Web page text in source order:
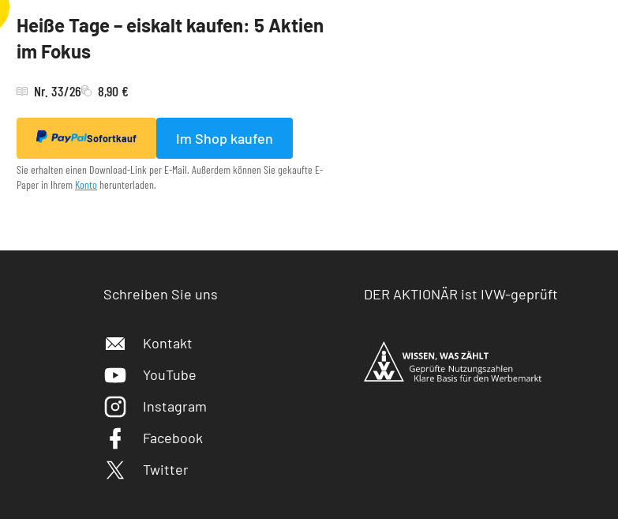
Heiße Tage – eiskalt kaufen: 5 Aktien
im Fokus
Nr. 33/26 8,90 €
Sofortkauf Im Shop kaufen
Sie erhalten einen Download-Link per E-Mail. Außerdem können Sie gekaufte E-
Paper in Ihrem Konto herunterladen.
Schreiben Sie uns
Kontakt
YouTube
Instagram
Facebook
Twitter
DER AKTIONÄR ist IVW-geprüft